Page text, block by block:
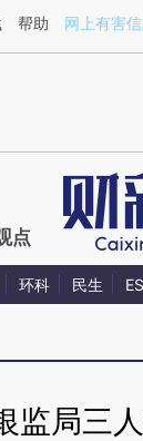
帮助 网上有害
点
环科 民生
监局三